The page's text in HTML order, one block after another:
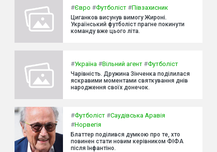
#Євро #Футболіст #Півзахисник
Циганков висунув вимогу Жироні.
Український футболіст прагне покинути
команду вже цього літа.
#Україна #Вільний агент #Футболіст
Чарівність. Дружина Зінченка поділилася
яскравими моментами святкування днів
народження своїх донечок.
#Футболіст #Саудівська Аравія
#Норвегія
Блаттер поділився думкою про те, хто
повинен стати новим керівником ФІФА
після Інфантіно.